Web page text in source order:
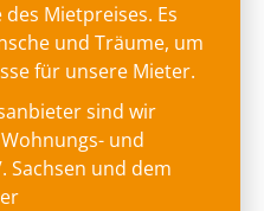
Mietpreises. Es
und Träume, um
für unsere Mieter.
sind wir
und
Sachsen und dem